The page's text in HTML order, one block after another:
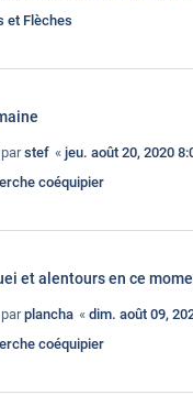
et Flèches
stef « jeu. août 20, 2020
coéquipier
et alentours en ce
plancha « dim. août 09,
coéquipier